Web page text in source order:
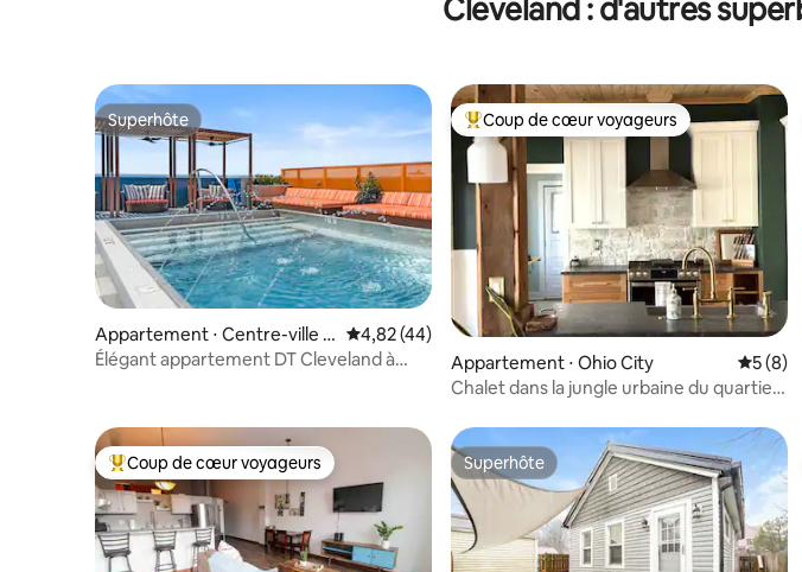
Cleveland : d'autres
Superhôte
Superhôte
Appartement ⋅ Centre-ville d
e Cleveland
Évaluation moyenne sur la base de 44 commentaires :
4,82 (44)
Élégant appartement DT Cleveland à
Coups de cœur voyageurs les plus
Coup de cœur voyageurs
Appartement ⋅ Ohio City
5 (8)
Chalet dans la jungle urbaine du quartier
Coups de cœur voyageurs les plus appréciés
Coup de cœur voyageurs Superhôte
Superhôte